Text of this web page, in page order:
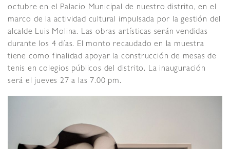
octubre en el Palacio Municipal de nuestro distrito, en el
marco de la actividad cultural impulsada por la gestión del
alcalde Luis Molina. Las obras artísticas serán vendidas
durante los 4 días. El monto recaudado en la muestra
tiene como finalidad apoyar la construcción de mesas de
tenis en colegios públicos del distrito. La inauguración
será el jueves 27 a las 7.00 pm.